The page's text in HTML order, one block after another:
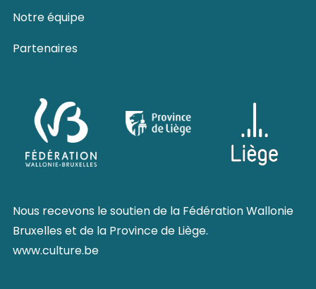
Notre équipe
Partenaires
Nous recevons le soutien de la Fédération Wallonie
Bruxelleset de la Province de Liège.
www.culture.be